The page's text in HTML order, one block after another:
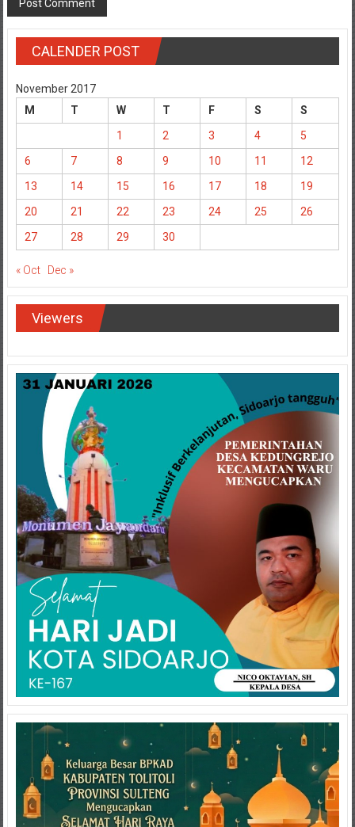
CALENDER POST
November 2017
M
T W T F S
S
1
2 3 4
5
6
7 8 9 10 11
12
13
14 15 16 17 18
19
20
21 22 23 24 25
26
27
28 29 30
« Oct Dec »
Viewers